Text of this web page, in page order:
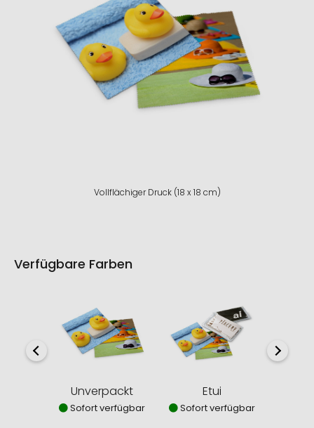
Vollflächiger Druck (18 x 18 cm)
Verfügbare Farben
Unverpackt
Sofort verfügbar
Etui
Sofort verfügbar